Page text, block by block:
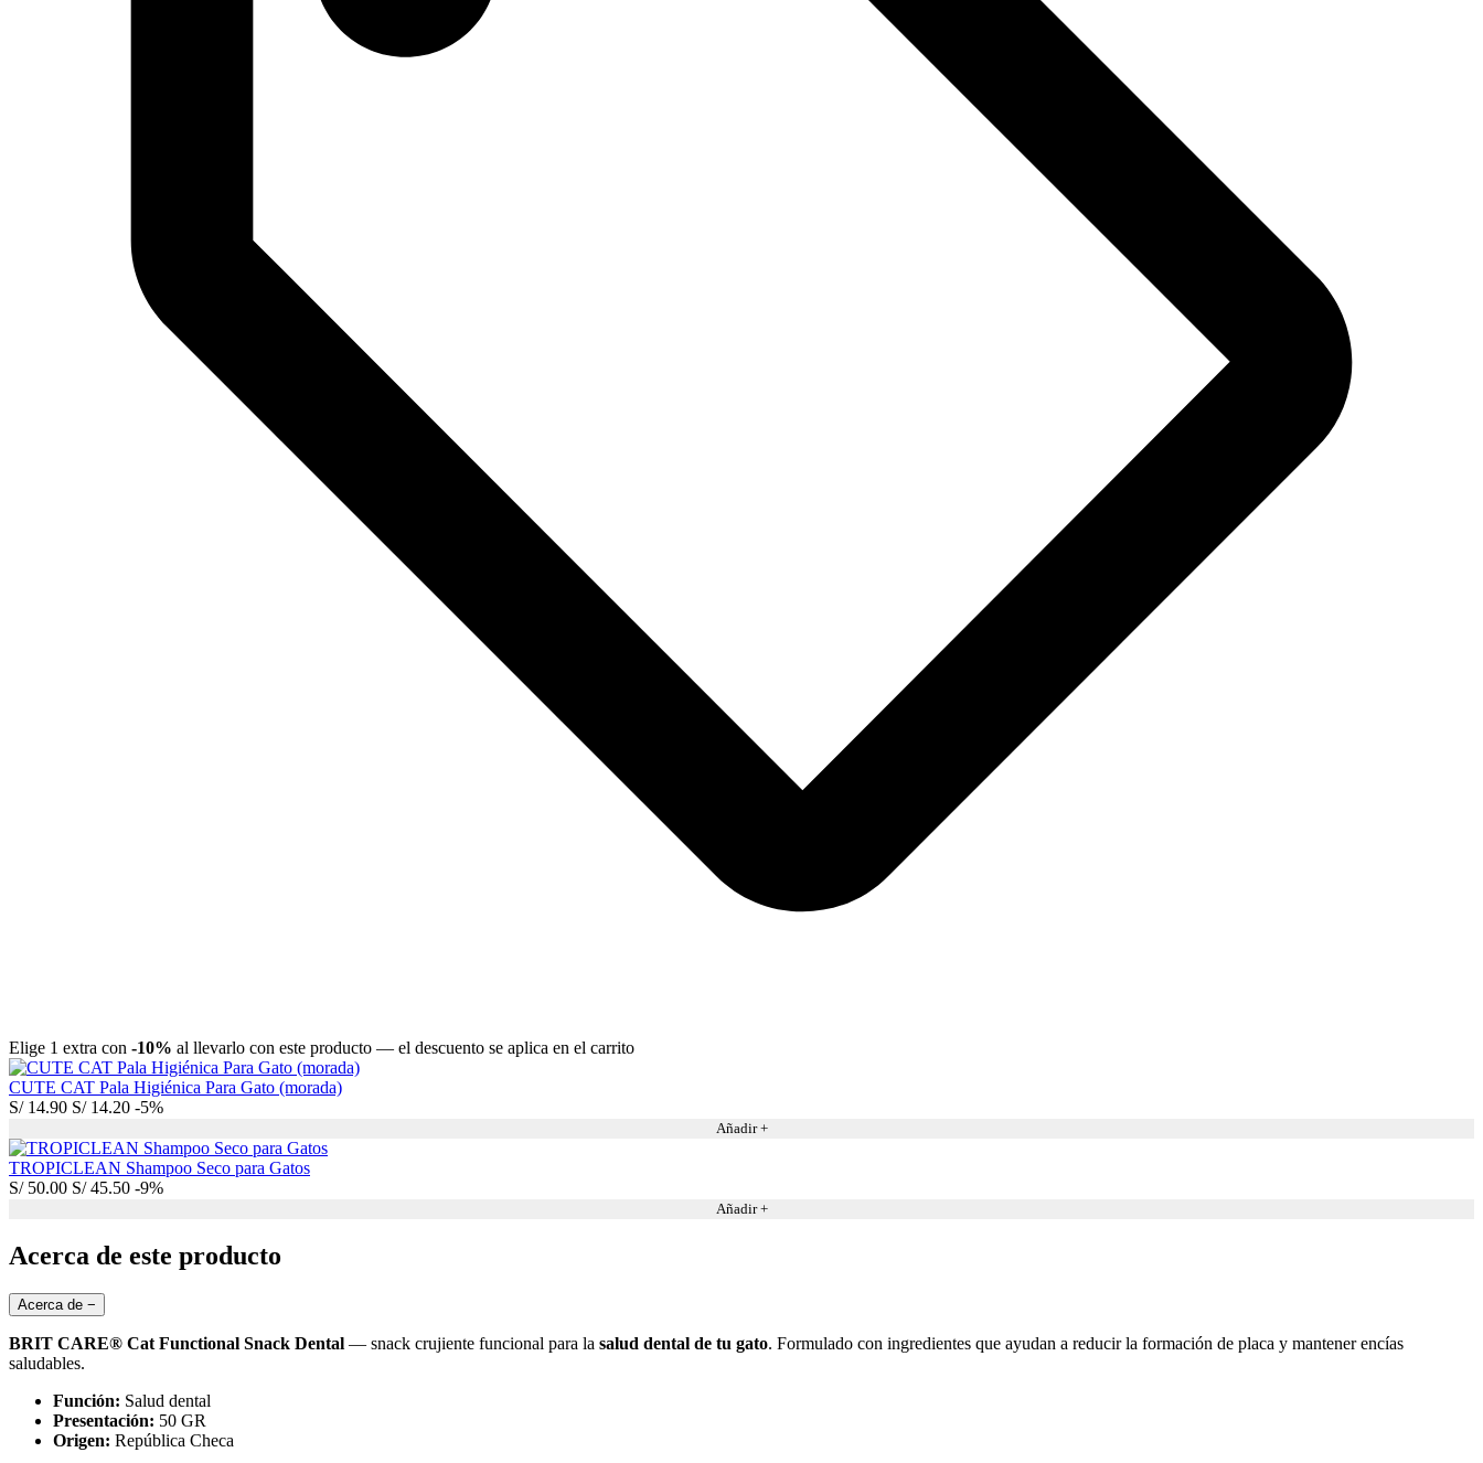
Elige 1 extra con -10% al llevarlo con este producto — el descuento se aplica en el carrito
CUTE CAT Pala Higiénica Para Gato (morada)
S/14.90 S/14.20 -5%
Añadir +
TROPICLEAN Shampoo Seco para Gatos
S/50.00 S/45.50 -9%
Añadir +
Acerca de este producto
Acerca de −
BRIT CARE® Cat Functional Snack Dental — snack crujiente funcional para la salud dental de tu gato. Formulado con ingredientes que ayudan a reducir la formación de placa y mantener encías
saludables.
Función: Salud dental
Presentación: 50 GR
Origen: República Checa